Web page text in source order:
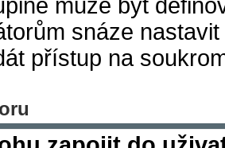
může být
snáze
přístup na